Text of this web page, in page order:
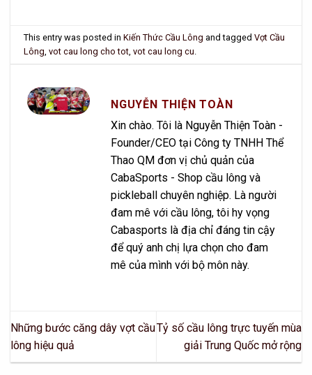
This entry was posted inKiến Thức Cầu Lông and taggedVợt Cầu
Lông ,vot cau long cho tot ,vot cau long cu
NGUYỄN THIỆN TOÀN
Xin chào. Tôi là Nguyễn Thiện Toàn -
Founder/CEO tại Công ty TNHH Thể
Thao QM đơn vị chủ quản của
CabaSports - Shop cầu lông và
pickleball chuyên nghiệp. Là người
đam mê với cầu lông, tôi hy vọng
Cabasports là địa chỉ đáng tin cậy
để quý anh chị lựa chọn cho đam
mê của mình với bộ môn này.
Những bước căng dây vợt cầu
lông hiệu quả
Tỷ số cầu lông trực tuyến mùa
giải Trung Quốc mở rộng